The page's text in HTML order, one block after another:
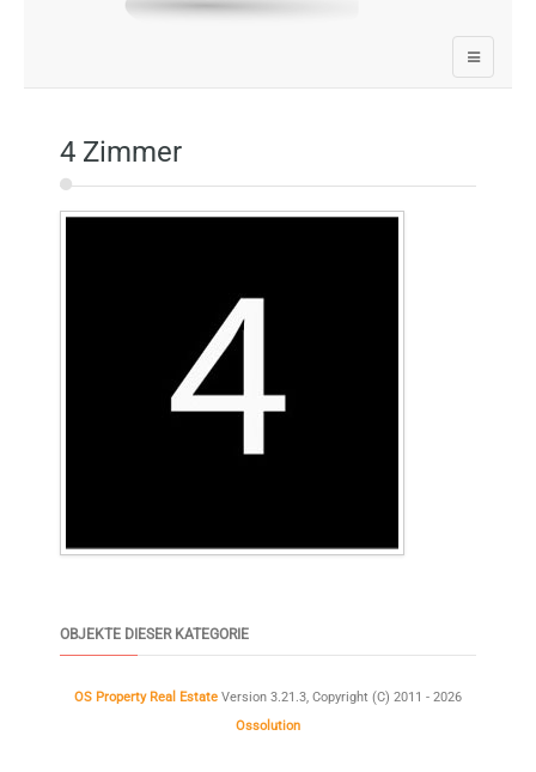
4 Zimmer
OBJEKTE DIESER KATEGORIE
OS Property Real Estate Version 3.21.3, Copyright (C) 2011 - 2026
Ossolution